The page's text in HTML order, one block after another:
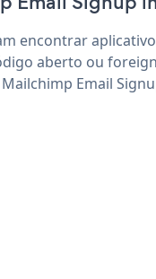
encontrar
aberto ou
Email